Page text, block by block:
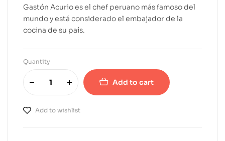
Gastón Acurio es el chef peruano más famoso del
mundo y está considerado el embajador de la
cocina de su país.
Quantity
Add to cart
Add to wishlist
A
l
e